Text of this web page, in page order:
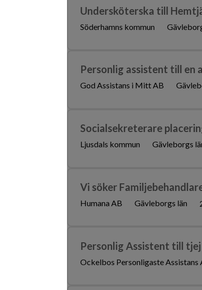
Undersköterska till
Söderhamns kommun
Personlig assistent till en
God Assistans i Mitt AB
Socialsekreterare
Ljusdals kommun Gävleborgs
Vi söker
Humana AB Gävleborgs län
Personlig Assistent till tjej
Ockelbos Personligaste Assistans